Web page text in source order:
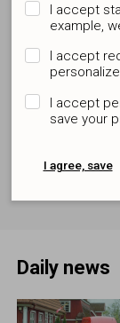
Relevant and
Daily news
I accept
example,
I accept
I accept
save your
I agree, save